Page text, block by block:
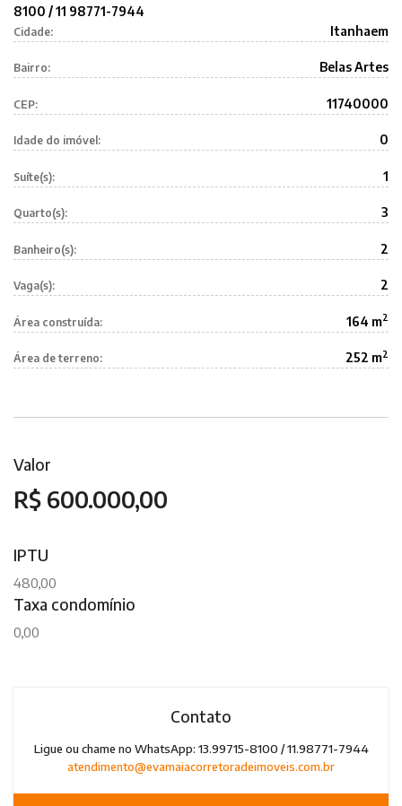
8100 / 11 98771-7944
Cidade: Itanhaem
Bairro: Belas Artes
CEP: 11740000
Idade do imóvel: 0
Suíte(s): 1
Quarto(s): 3
Banheiro(s): 2
Vaga(s): 2
Área construída: 164 m2
Área de terreno: 252 m2
Valor
R$ 600.000,00
IPTU
480,00
Taxa condomínio
0,00
Contato
Ligue ou chame no WhatsApp: 13.99715-8100 / 11.98771-7944
atendimento@evamaiacorretoradeimoveis.com.br